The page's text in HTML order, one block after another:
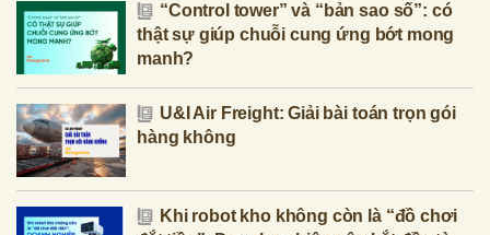
“Control tower” và “bản sao số”: có
thật sự giúp chuỗi cung ứng bớt mong
manh?
U&I Air Freight: Giải bài toán trọn gói
hàng không
Khi robot kho không còn là “đồ chơi